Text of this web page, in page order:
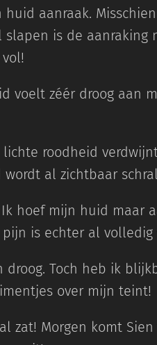
aanraak.
is de aanraking
voelt zéér droog aan
roodheid
al zichtbaar
hoef mijn huid maar
is echter al volledig
Toch heb ik
over mijn teint!
zat! Morgen komt